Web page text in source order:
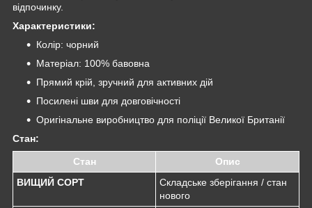
відпочинку.
Характеристики:
Колір: чорний
Матеріал: 100% бавовна
Прямий крій, зручний для активних дій
Посилені шви для довговічності
Оригінальне виробництво для поліції Великої Британії
Стан:
Стан
Опис
ВИЩИЙ СОРТ
Складське зберігання / стан
нового